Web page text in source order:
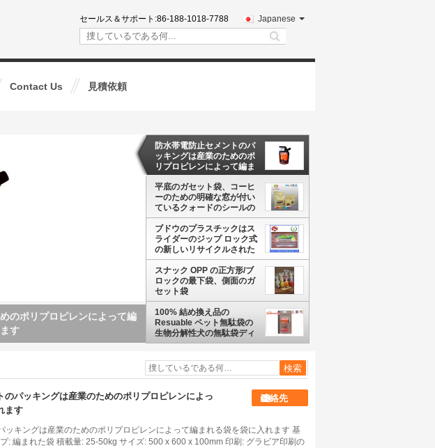
セールス＆サポート:86-188-1018-7788 Japanese
search
Contact Us 見積依頼
付いているクォードのシール
防水帯電防止セメントのパ
ッキングは産業のためのポ
リプロピレンによって編ま
れる袋を袋に入れます
平底のガセット袋、コーヒ
ーのための明確な窓が付い
ているクォードのシールの
ブロックの底袋
ブドウのプラスチックはス
ライダーのジップ ロック式
の新しいリサイクルされた
最下のガセット袋を薄板に
しました
スナック OPP の正方形/ブ
ロックの最下袋、側面のガ
セット袋
100% 結め換え品の
Resuable ペット無駄袋の
生物分解性犬の無駄袋ディ
スペンサー
のパッキングは産業のためのポリプロピレンによっ
ます
連絡先
ッキングは産業のためのポリプロピレンによって編まれる袋を袋に入れます 基
: 編まれた袋 積載量: 25-50kg サイズ: 500 x 600 x 100mm 印刷: グラビア印刷の